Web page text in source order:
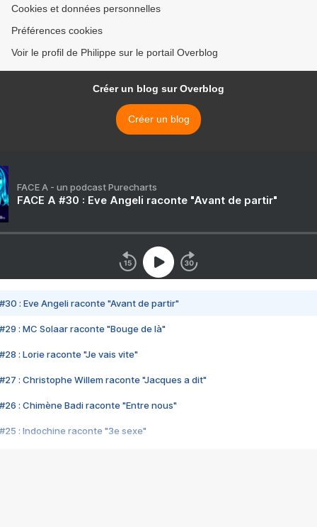
Cookies et données personnelles
Préférences cookies
Voir le profil de Philippe sur le portail Overblog
Créer un blog sur Overblog
Créer un blog
FACE A - un podcast Purecharts
FACE A #30 : Eve Angeli raconte "Avant de partir"
#30 : Eve Angeli raconte "Avant de partir"
#29 : MC Solaar raconte "Bouge de là"
#28 : Lorie raconte "Je vais vite"
#27 : Christophe Willem raconte "Jacques a dit"
#26 : Chimène Badi raconte "Entre nous"
#25 : Indochine raconte "3e sexe"